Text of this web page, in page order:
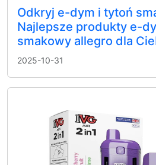
Odkryj e-dym i tytoń
Najlepsze produkty e-
smakowy allegro dla
2025-10-31